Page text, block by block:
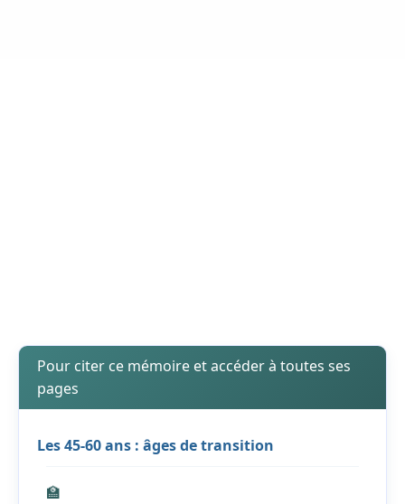
Pour citer ce mémoire et accéder à toutes ses
pages
Les 45-60 ans : âges de transition
🏫